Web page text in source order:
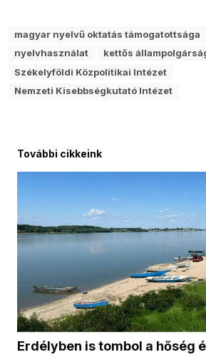
magyar nyelvű oktatás támogatottsága
nyelvhasználat
kettős
Székelyföldi Közpolitikai Intézet
Nemzeti Kisebbségkutató Intézet
További cikkeink
Erdélyben is tombol a hőség